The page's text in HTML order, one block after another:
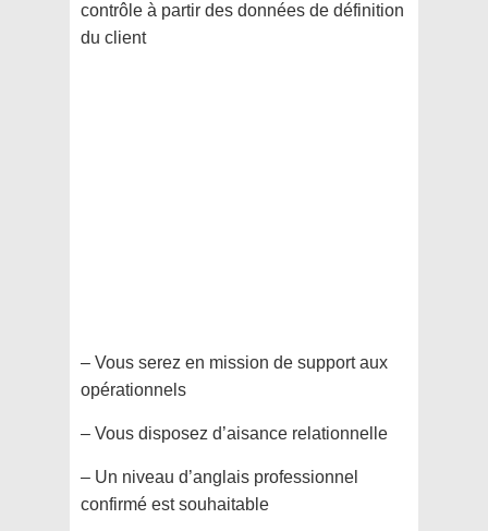
contrôle à partir des données de définition
du client
– Vous serez en mission de support aux
opérationnels
– Vous disposez d’aisance relationnelle
– Un niveau d’anglais professionnel
confirmé est souhaitable